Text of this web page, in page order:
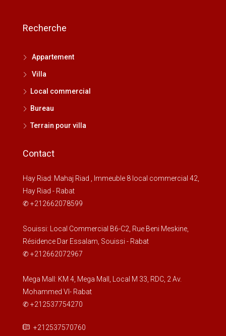
Recherche
Appartement
Villa
Local commercial
Bureau
Terrain pour villa
Contact
Hay Riad: Mahaj Riad , Immeuble 8 local commercial 42,
Hay Riad - Rabat
✆ +212662078599
Souissi: Local Commercial B6-C2, Rue Beni Meskine,
Résidence Dar Essalam, Souissi - Rabat
✆ +212662072967
Mega Mall: KM 4, Mega Mall, Local M 33, RDC, 2 Av.
Mohammed VI- Rabat
✆ +212537754270
+212537570760